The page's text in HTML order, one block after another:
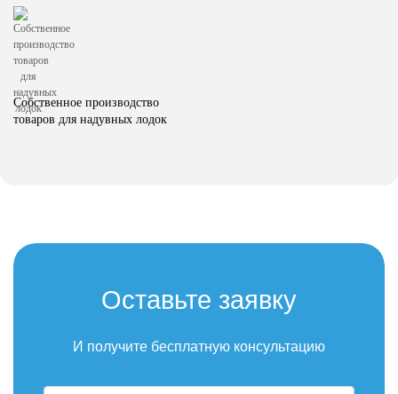
Собственное производство
товаров для надувных лодок
Оставьте заявку
И получите бесплатную консультацию